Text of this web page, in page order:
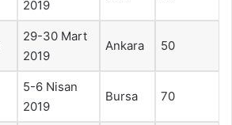
2019
29-30 Mart
2019
Ankara 50
5-6 Nisan
2019
Bursa 70